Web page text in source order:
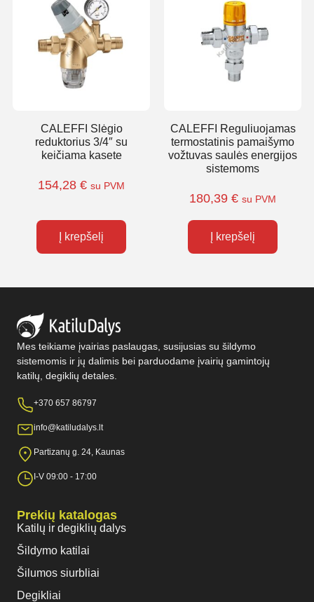
CALEFFI Slėgio
reduktorius 3/4″ su
keičiama kasete
154,28 € su PVM
Į krepšelį
CALEFFI Reguliuojamas
termostatinis pamaišymo
vožtuvas saulės energijos
sistemoms
180,39 € su PVM
Į krepšelį
Mes teikiame įvairias paslaugas, susijusias su šildymo
sistemomis ir jų dalimis bei parduodame įvairių gamintojų
katilų, degiklių detales.
+370 657 86797
info@katiludalys.lt
Partizanų g. 24, Kaunas
I-V 09:00 - 17:00
Prekių katalogas
Katilų ir degiklių dalys
Šildymo katilai
Šilumos siurbliai
Degikliai